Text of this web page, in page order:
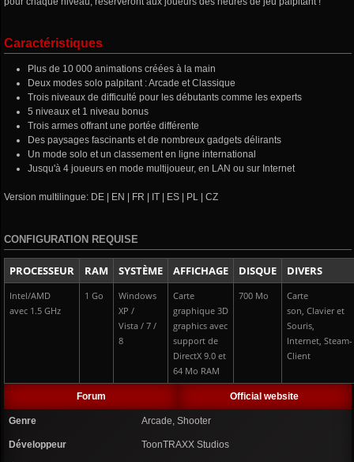
Caractéristiques
Plus de 10 000 animations créées à la main
Deux modes solo palpitant : Arcade et Classique
Trois niveaux de difficulté pour les débutants comme les experts
5 niveaux et 1 niveau bonus
Trois armes offrant une portée différente
Des paysages fascinants et de nombreux gadgets délirants
Un mode solo et un classement en ligne international
Jusqu'à 4 joueurs en mode multijoueur, en LAN ou sur Internet
Version multilingue: DE | EN | FR | IT | ES | PL | CZ
CONFIGURATION REQUISE
PROCESSEUR RAM SYSTÈME AFFICHAGE DISQUE DIVERS
Intel/AMD
avec 1.5 GHz
1 Go
Windows
XP /
Vista / 7 /
8
Carte
graphique 3D
graphics avec
support de
DirectX 9.0 et
64 Mo RAM
700 Mo
Carte
son, Clavier et
Souris,
Internet, Steam-
Client
Forum Official website
Genre Arcade, Shooter
Développeur ToonTRAXX Studios